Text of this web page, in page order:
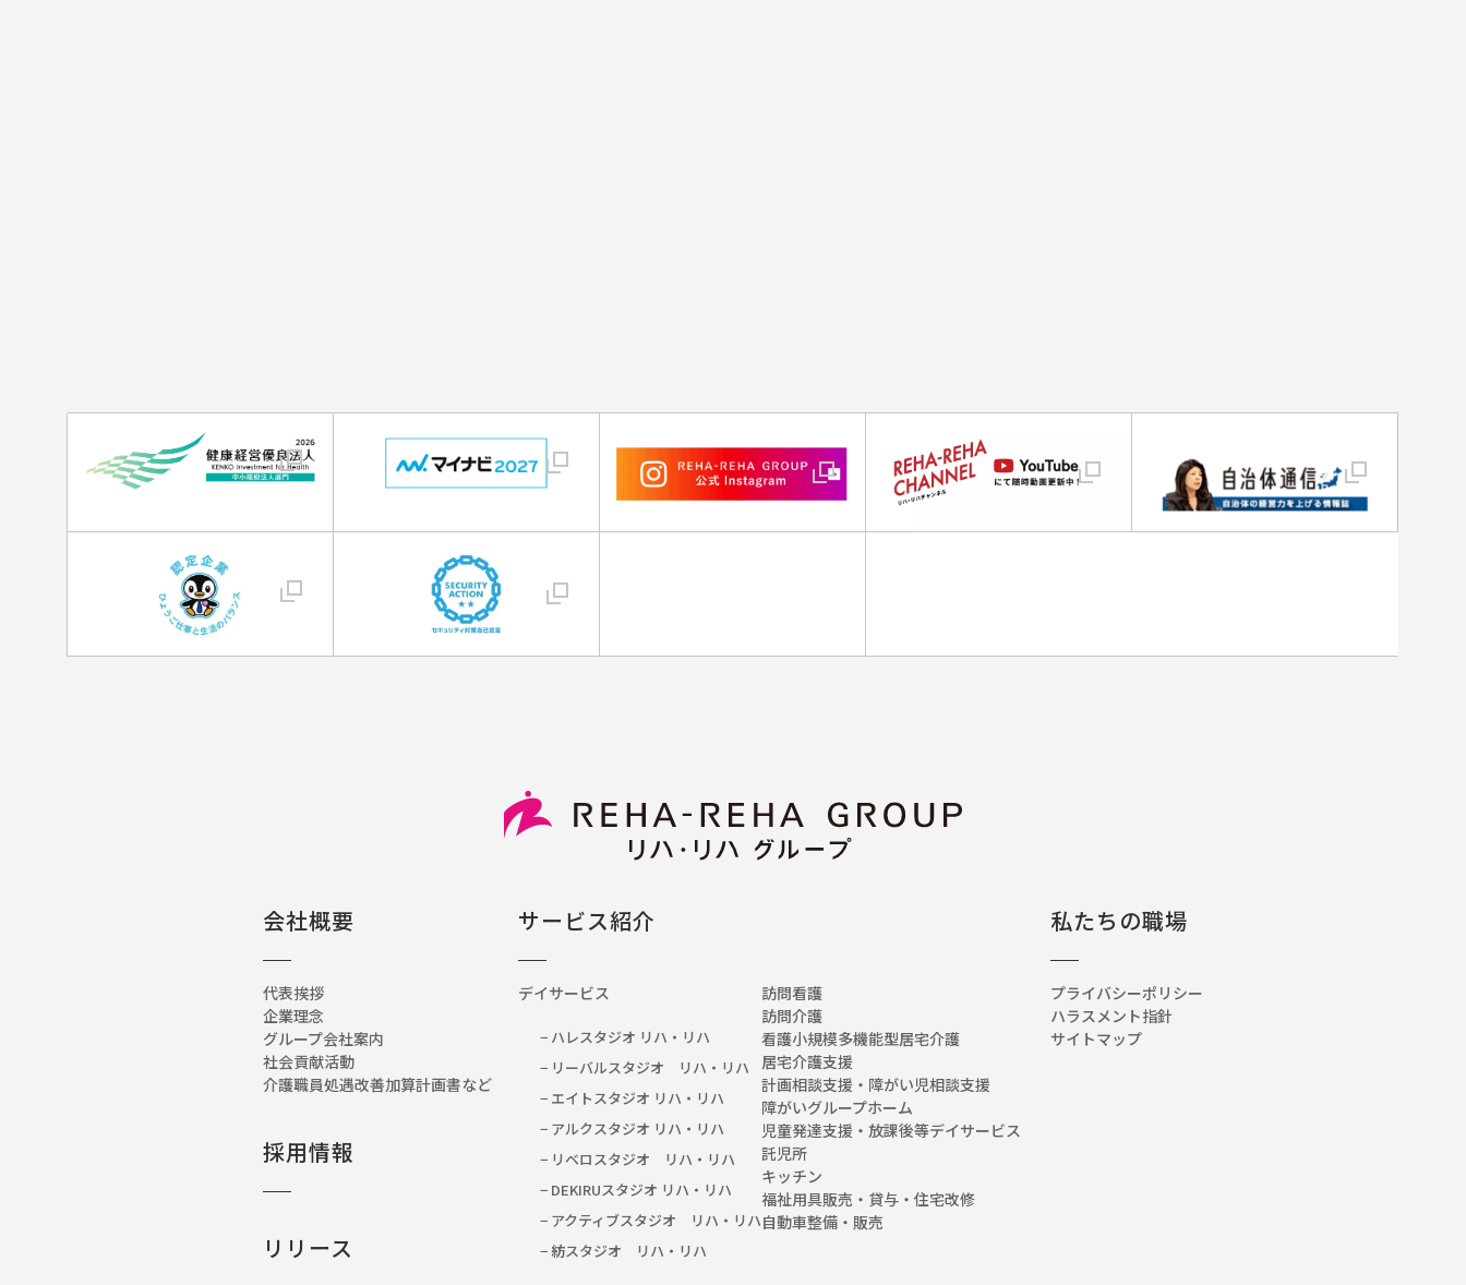
会社概要
代表挨拶
企業理念
グループ会社案内
社会貢献活動
介護職員処遇改善加算計画書など
採用情報
リリース
サービス紹介
デイサービス
− ハレスタジオ リハ・リハ
− リーバルスタジオ リハ・リハ
− エイトスタジオ リハ・リハ
− アルクスタジオ リハ・リハ
− リベロスタジオ リハ・リハ
− DEKIRUスタジオ リハ・リハ
− アクティブスタジオ リハ・リハ
− 紡スタジオ リハ・リハ
訪問看護
訪問介護
看護小規模多機能型居宅介護
居宅介護支援
計画相談支援・障がい児相談支援
障がいグループホーム
児童発達支援・放課後等デイサービス
託児所
キッチン
福祉用具販売・貸与・住宅改修
自動車整備・販売
私たちの職場
プライバシーポリシー
ハラスメント指針
サイトマップ